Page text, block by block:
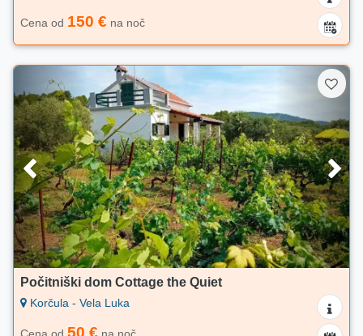
Cena od 150 € na noč
Počitniški dom Cottage the Quiet
Korčula - Vela Luka